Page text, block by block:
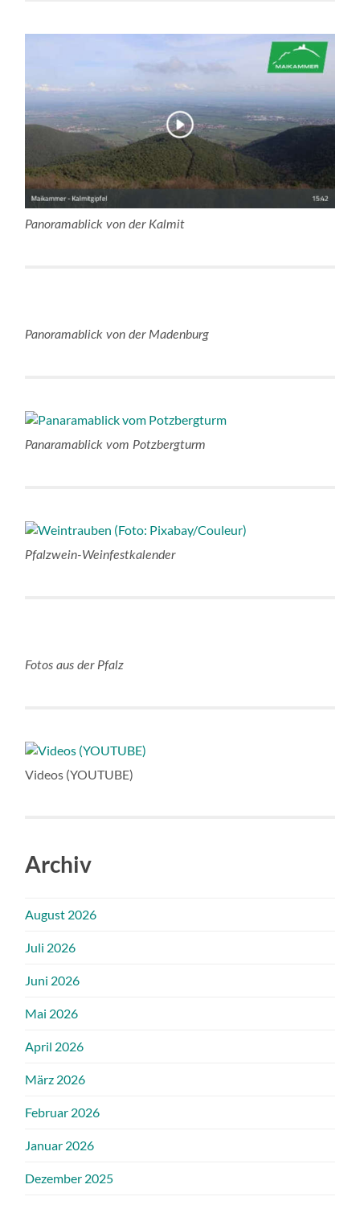
Panoramablick von der Kalmit
Panoramablick von der Madenburg
Panaramablick vom Potzbergturm
Pfalzwein-Weinfestkalender
Fotos aus der Pfalz
Videos (YOUTUBE)
Archiv
August 2026
Juli 2026
Juni 2026
Mai 2026
April 2026
März 2026
Februar 2026
Januar 2026
Dezember 2025